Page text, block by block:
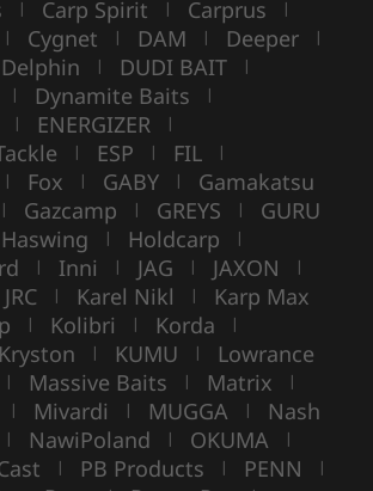
| Carp Spirit | Carprus |
| Cygnet | DAM | Deeper |
Delphin | DUDI BAIT |
| Dynamite Baits |
| ENERGIZER |
| ESP | FIL |
| Fox | GABY | Gamakatsu
| Gazcamp | GREYS | GURU
Haswing | Holdcarp |
| Inni | JAG | JAXON |
JRC | Karel Nikl | Karp Max
| Kolibri | Korda |
Kryston | KUMU | Lowrance
| Massive Baits | Matrix |
| Mivardi | MUGGA | Nash
| NawiPoland | OKUMA |
| PB Products | PENN |